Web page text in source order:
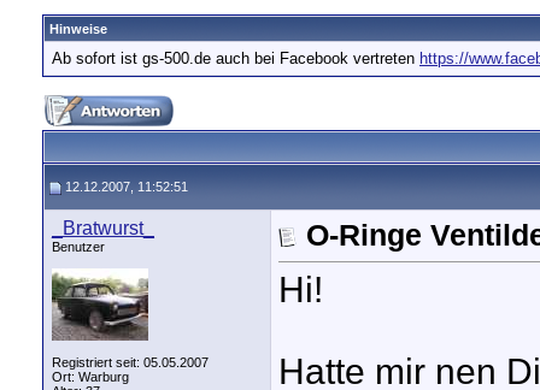
Hinweise
Ab sofort ist gs-500.de auch bei Facebook vertreten https://
12.12.2007, 11:52:51
_Bratwurst_
Benutzer
Registriert seit: 05.05.2007
Ort: Warburg
O-Ringe
Hi!
Hatte mir nen